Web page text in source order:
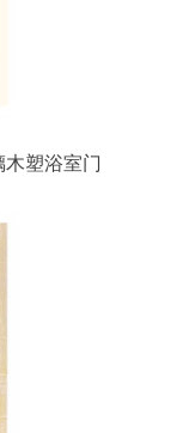
塑浴室门